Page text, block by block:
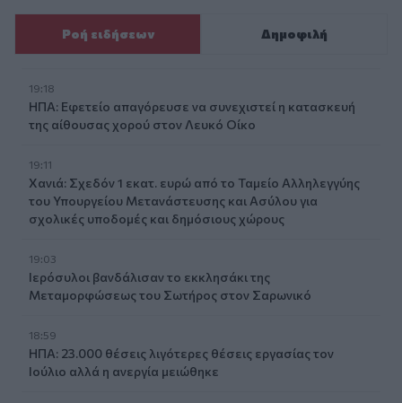
Ροή ειδήσεων Δημοφιλή
19:18
ΗΠΑ: Εφετείο απαγόρευσε να συνεχιστεί η κατασκευή
της αίθουσας χορού στον Λευκό Οίκο
19:11
Χανιά: Σχεδόν 1 εκατ. ευρώ από το Ταμείο Αλληλεγγύης
του Υπουργείου Μετανάστευσης και Ασύλου για
σχολικές υποδομές και δημόσιους χώρους
19:03
Ιερόσυλοι βανδάλισαν το εκκλησάκι της
Μεταμορφώσεως του Σωτήρος στον Σαρωνικό
18:59
ΗΠΑ: 23.000 θέσεις λιγότερες θέσεις εργασίας τον
Ιούλιο αλλά η ανεργία μειώθηκε